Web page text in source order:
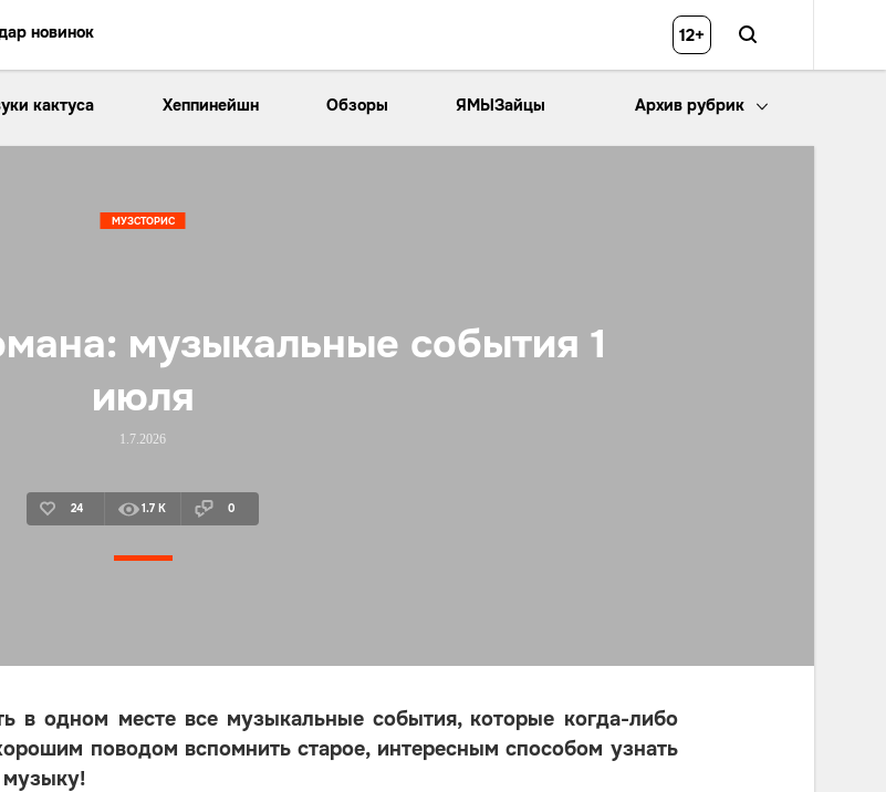
новинок 12+
кактуса Хеппинейшн Обзоры ЯМЫЗайцы Архив рубрик
музыкальные события 1
июля
1.7.2026
24 1.7 K 0
МУЗСТОРИС
в одном месте все музыкальные события, которые когда-либо
поводом вспомнить старое, интересным способом узнать